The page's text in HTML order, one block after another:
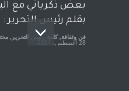
بعض ذكرياتي مع
بقلم رئيس التحرير :
فن وثقافة, كلمة رئيس التحرير ,
28 أغسطس، 2021